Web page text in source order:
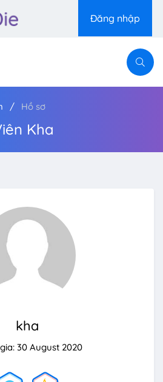
Đăng nhập
Hồ sơ
Kha
kha
30 August 2020